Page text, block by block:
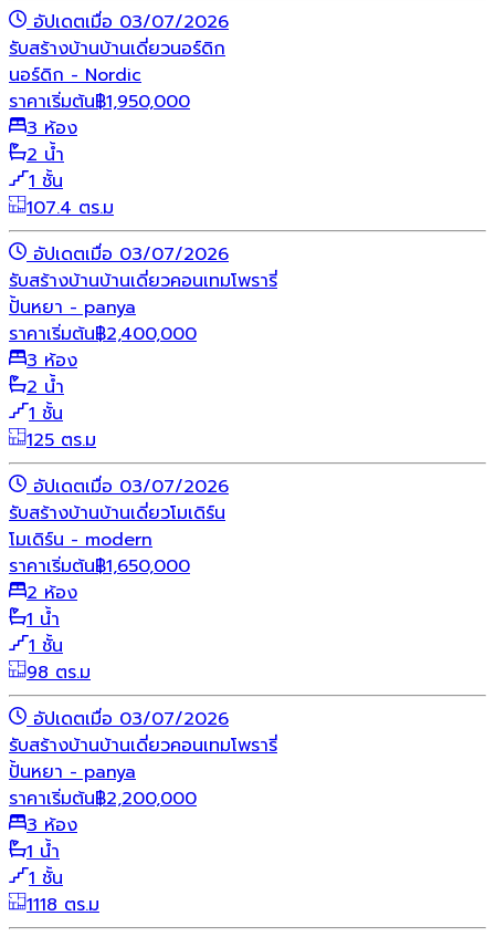
อัปเดตเมื่อ 03/07/2026
รับสร้างบ้านบ้านเดี่ยวนอร์ดิก
นอร์ดิก - Nordic
ราคาเริ่มต้น฿1,950,000
3 ห้อง
2 น้ำ
1 ชั้น
107.4 ตร.ม
อัปเดตเมื่อ 03/07/2026
รับสร้างบ้านบ้านเดี่ยวคอนเทมโพรารี่
ปั้นหยา - panya
ราคาเริ่มต้น฿2,400,000
3 ห้อง
2 น้ำ
1 ชั้น
125 ตร.ม
อัปเดตเมื่อ 03/07/2026
รับสร้างบ้านบ้านเดี่ยวโมเดิร์น
โมเดิร์น - modern
ราคาเริ่มต้น฿1,650,000
2 ห้อง
1 น้ำ
1 ชั้น
98 ตร.ม
อัปเดตเมื่อ 03/07/2026
รับสร้างบ้านบ้านเดี่ยวคอนเทมโพรารี่
ปั้นหยา - panya
ราคาเริ่มต้น฿2,200,000
3 ห้อง
1 น้ำ
1 ชั้น
1118 ตร.ม